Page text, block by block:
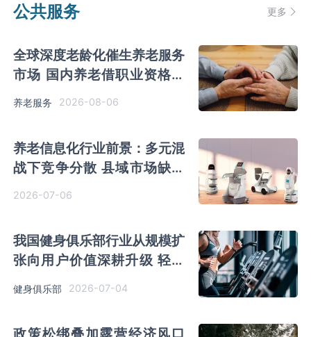
公共服务 更多
全球深度老龄化催生养老服务
市场 国内养老借职业资格制
度迈向品质规范化发展
养老服务 2026-08-06
养老信息化行业前景：多元混
战下竞争分散 县域市场缺口
2026-07-06
我国健身俱乐部行业从规模扩
张向用户价值深耕升级 轻量
健身俱乐部 2026-07-04